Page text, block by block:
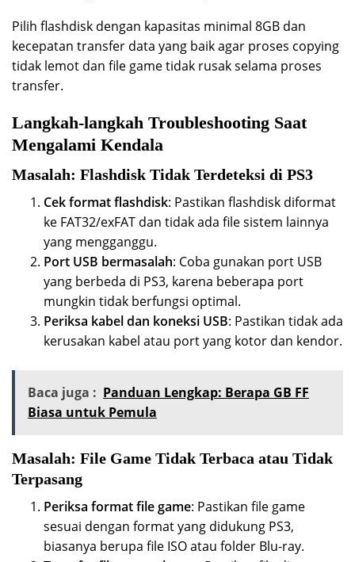
Pilih flashdisk dengan kapasitas minimal 8GB dan
kecepatan transfer data yang baik agar proses copying
tidak lemot dan file game tidak rusak selama proses
transfer.
Langkah-langkah Troubleshooting Saat
Mengalami Kendala
Masalah: Flashdisk Tidak Terdeteksi di PS3
Cek format flashdisk: Pastikan flashdisk diformat
ke FAT32/exFAT dan tidak ada file sistem lainnya
yang mengganggu.
Port USB bermasalah: Coba gunakan port USB
yang berbeda di PS3, karena beberapa port
mungkin tidak berfungsi optimal.
Periksa kabel dan koneksi USB: Pastikan tidak ada
kerusakan kabel atau port yang kotor dan kendor.
Baca juga : Panduan Lengkap: Berapa GB FF
Biasa untuk Pemula
Masalah: File Game Tidak Terbaca atau Tidak
Terpasang
Periksa format file game: Pastikan file game
sesuai dengan format yang didukung PS3,
biasanya berupa file ISO atau folder Blu-ray.